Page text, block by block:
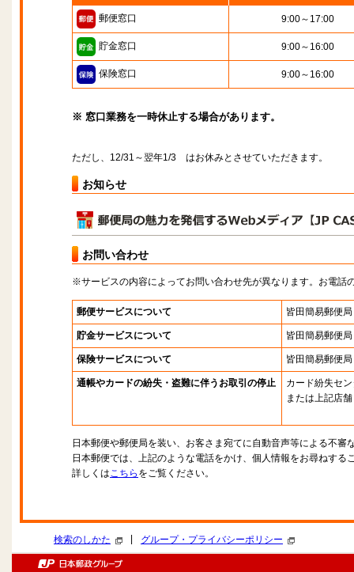
郵便窓口 9:00～17:00
貯金窓口 9:00～16:00
保険窓口 9:00～16:00
※ 窓口業務を一時休止する場合があります。
ただし、12/31～翌年1/3 はお休みとさせていただきます。
お知らせ
お問い合わせ
※サービスの内容によってお問い合わせ先が異なります。お電話
郵便サービスについて 皆田簡易郵便局
貯金サービスについて 皆田簡易郵便局
保険サービスについて 皆田簡易郵便局
通帳やカードの紛失・盗難に伴うお取引の停止
カード紛失セ
または上記店舗
日本郵便や郵便局を装い、お客さま宛てに自動音声等による不審
日本郵便では、上記のような電話をかけ、個人情報をお尋ねする
詳しくはこちら をご覧ください。
検索のしかた グループ・プライバシーポリシー